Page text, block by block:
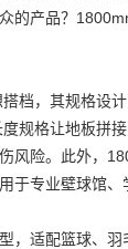
的产品？
档，其规格设
规格让地板拼
风险。此外，
于专业壁球馆、
，适配篮球、